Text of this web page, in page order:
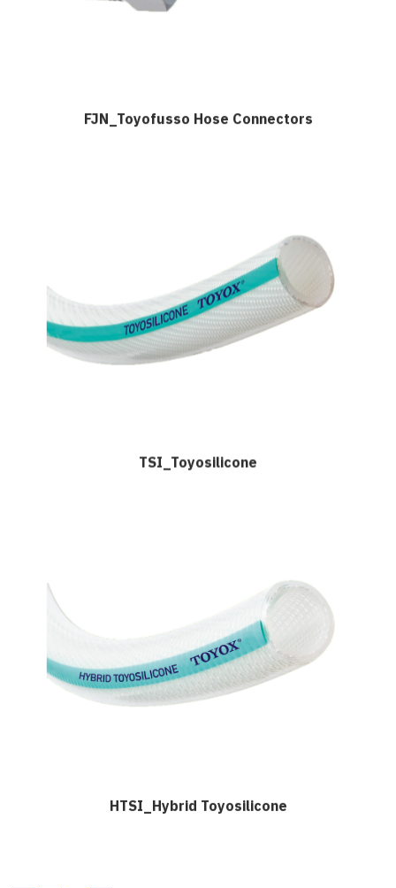
FJN_Toyofusso Hose Connectors
TSI_Toyosilicone
HTSI_Hybrid Toyosilicone